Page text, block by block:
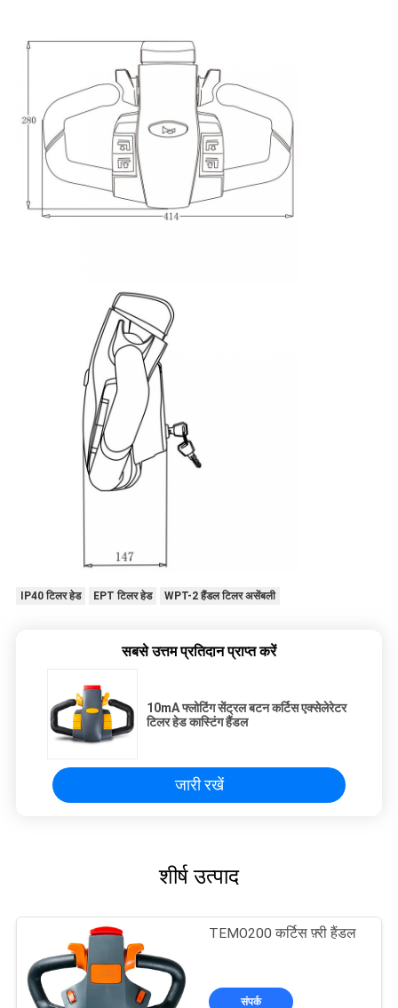
IP40 टिलर हेड EPT टिलर हेड WPT-2 हैंडल टिलर असेंबली
सबसे उत्तम प्रतिदान प्राप्त करें
10mA फ्लोटिंग सेंट्रल बटन कर्टिस एक्सेलेरेटर
टिलर हेड कास्टिंग हैंडल
जारी रखें
शीर्ष उत्पाद
TEMO200 कर्टिस फ़्री हैंडल
संपर्क